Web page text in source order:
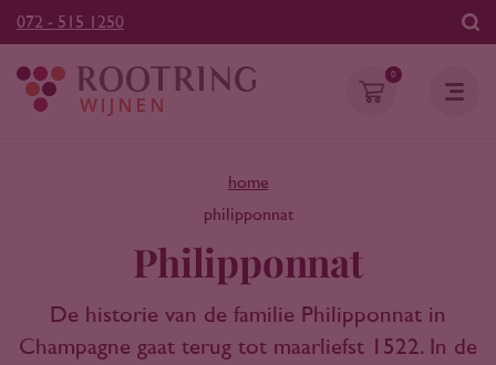
072 - 515 1250
0
home
philipponnat
Philipponnat
De historie van de familie Philipponnat in
Champagne gaat terug tot maarliefst 1522. In de